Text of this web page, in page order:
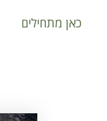
כאן מתחילים